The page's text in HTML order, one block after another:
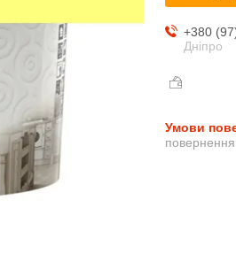
+380
Дніпро